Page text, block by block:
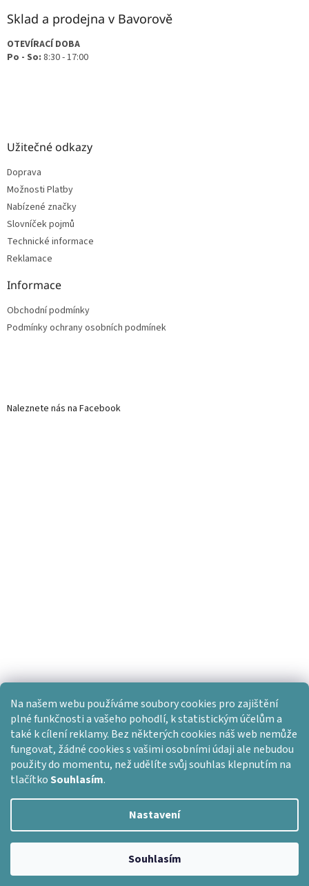
Na našem webu používáme soubory cookies pro zajištění
plné funkčnosti a vašeho pohodlí, k statistickým účelům a
také k cílení reklamy. Bez některých cookies náš web nemůže
fungovat, žádné cookies s vašimi osobními údaji ale nebudou
použity do momentu, než udělíte svůj souhlas klepnutím na
tlačítkoSouhlasím.
Nastavení
Souhlasím
Sklad a prodejna v Bavorově
OTEVÍRACÍ DOBA
Po - So: 8:30 - 17:00
Užitečné odkazy
Doprava
Možnosti Platby
Nabízené značky
Slovníček pojmů
Technické informace
Reklamace
Informace
Obchodní podmínky
Podmínky ochrany osobních podmínek
Naleznete nás na Facebook
Vytvořil Shoptet
Dlažba skladem. Všechna práva vyhrazena.